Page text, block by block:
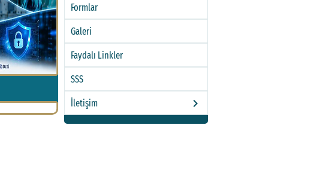
Birlik ve Beraberliğin 10. Yılı: Rektörümüz Prof. Dr. Şehmus Demir 'in 15
Formlar
Galeri
Faydalı Linkler
SSS
İletişim keyboard_arrow_right